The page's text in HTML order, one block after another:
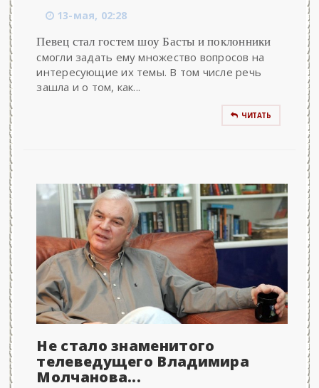
13-мая, 02:28
Певец стал гостем шоу Басты и поклонники
смогли задать ему множество вопросов на
интересующие их темы. В том числе речь
зашла и о том, как...
ЧИТАТЬ
Не стало знаменитого
телеведущего Владимира
Молчанова...